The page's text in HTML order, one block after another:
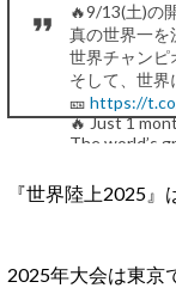
🔥9/13(土)の
真の世界一を
世界チャンピ
そして、世界
🎫 https://
🔥 Just 1
The world’s
『世界陸上2025
2025年大会は東京